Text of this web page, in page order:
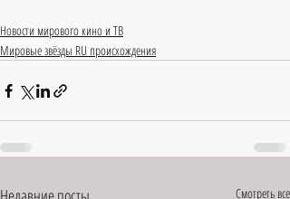
Новости мирового кино и ТВ
Мировые звёзды RU происхождения
Смотреть все